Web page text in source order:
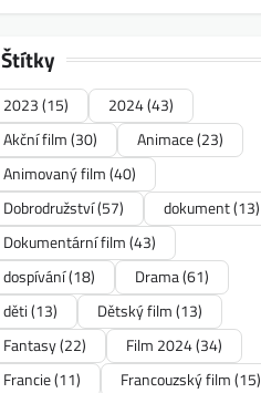
Štítky
2023(15) 2024(43)
Akční film(30) Animace(23)
Animovaný film(40)
Dobrodružství(57) dokument(13)
Dokumentární film(43)
dospívání(18) Drama(61)
děti(13) Dětský film(13)
Fantasy(22) Film 2024(34)
Francie(11) Francouzský film(15)